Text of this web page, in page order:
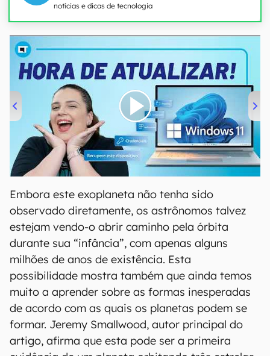
notícias e dicas de tecnologia
00:00 04:52
Embora este exoplaneta não tenha sido
observado diretamente, os astrônomos talvez
estejam vendo-o abrir caminho pela órbita
durante sua “infância”, com apenas alguns
milhões de anos de existência. Esta
possibilidade mostra também que ainda temos
muito a aprender sobre as formas inesperadas
de acordo com as quais os planetas podem se
formar. Jeremy Smallwood, autor principal do
artigo, afirma que esta pode ser a primeira